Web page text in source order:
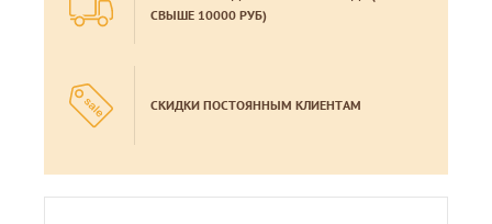
СВЫШЕ 10000 РУБ)
СКИДКИ ПОСТОЯННЫМ КЛИЕНТАМ